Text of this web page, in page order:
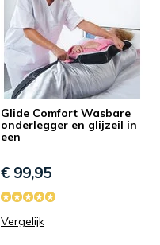
Glide Comfort Wasbare
onderlegger en glijzeil in
een
€ 99,95
Vergelijk